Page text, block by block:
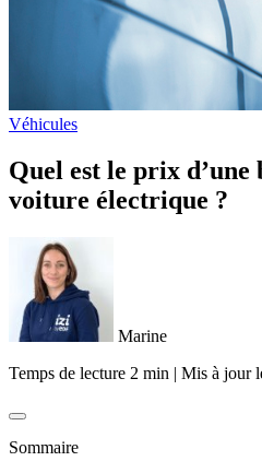
Véhicules
Quel est le prix
voiture électrique ?
Marine
Temps de lecture 2 min | Mis à jour
Sommaire